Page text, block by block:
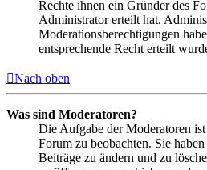
Rechte ihnen ein Gründer des
Administrator erteilt hat.
Moderationsberechtigungen
entsprechende Recht erteilt
Nach oben
Was sind Moderatoren?
Die Aufgabe der Moderatoren ist
Forum zu beobachten. Sie
Beiträge zu ändern und zu